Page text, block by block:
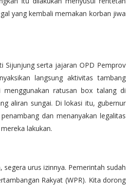
yang kembali memakan korban jiwa
Sijunjung serta jajaran OPD Pemprov
langsung aktivitas tambang
menggunakan ratusan box talang di
aliran sungai. Di lokasi itu, gubernur
dan menanyakan legalitas
lakukan.
segera urus izinnya. Pemerintah sudah
Rakyat (WPR). Kita dorong